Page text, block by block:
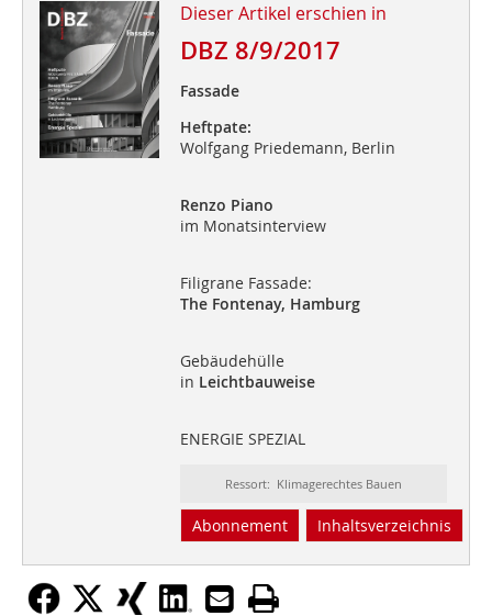
Dieser Artikel erschien in
DBZ 8/9/2017
Fassade
Heftpate:
Wolfgang Priedemann, Berlin
Renzo Piano
im Monatsinterview
Filigrane Fassade:
The Fontenay, Hamburg
Gebäudehülle
in Leichtbauweise
ENERGIE SPEZIAL
Ressort: Klimagerechtes Bauen
Abonnement Inhaltsverzeichnis